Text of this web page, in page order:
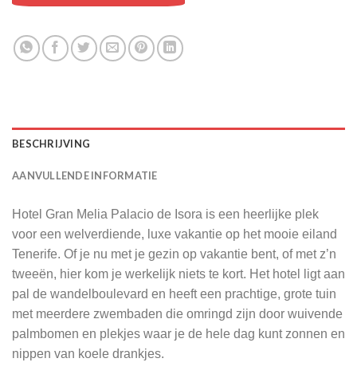
BESCHRIJVING
AANVULLENDE INFORMATIE
Hotel Gran Melia Palacio de Isora is een heerlijke plek
voor een welverdiende, luxe vakantie op het mooie eiland
Tenerife. Of je nu met je gezin op vakantie bent, of met z’n
tweeën, hier kom je werkelijk niets te kort. Het hotel ligt aan
pal de wandelboulevard en heeft een prachtige, grote tuin
met meerdere zwembaden die omringd zijn door wuivende
palmbomen en plekjes waar je de hele dag kunt zonnen en
nippen van koele drankjes.